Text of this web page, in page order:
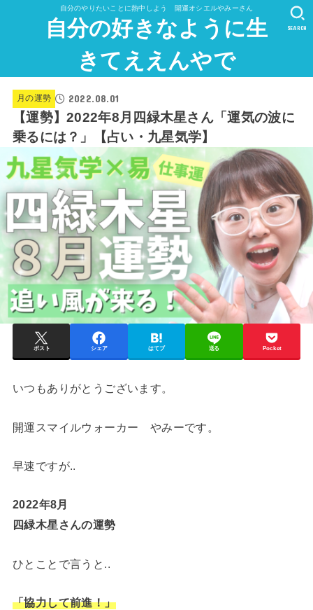
自分のやりたいことに熱中しよう 開運オシエルやみーさん
自分の好きなように生
きてええんやで
SEARCH
月の運勢 2022.08.01
【運勢】2022年8月四緑木星さん「運気の波に
乗るには？」【占い・九星気学】
ポスト シェア はてブ 送る Pocket
いつもありがとうございます。
開運スマイルウォーカー やみーです。
早速ですが..
2022年8月
四緑木星さんの運勢
ひとことで言うと..
「協力して前進！」